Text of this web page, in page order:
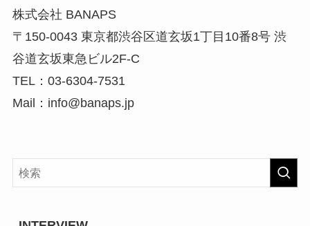
株式会社 BANAPS
〒150-0043 東京都渋谷区道玄坂1丁目10番8号 渋
谷道玄坂東急ビル2F-C
TEL：03-6304-7531
Mail：info@banaps.jp